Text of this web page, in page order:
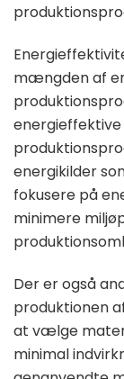
mængden af
energikilder
fokusere på
minimere
Der er også
produktionen
at vælge
minimal